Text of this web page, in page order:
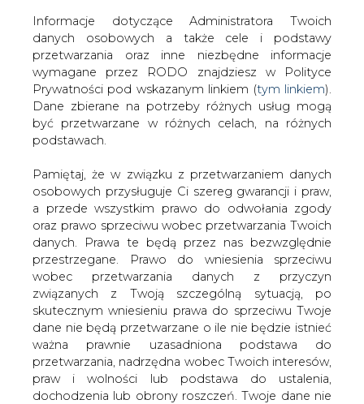
Informacje dotyczące Administratora Twoich
danych osobowych a także cele i podstawy
przetwarzania oraz inne niezbędne informacje
wymagane przez RODO znajdziesz w Polityce
Prywatności pod wskazanym linkiem (tym linkiem).
Dane zbierane na potrzeby różnych usług mogą
być przetwarzane w różnych celach, na różnych
podstawach.
Pamiętaj, że w związku z przetwarzaniem danych
osobowych przysługuje Ci szereg gwarancji i praw,
a przede wszystkim prawo do odwołania zgody
oraz prawo sprzeciwu wobec przetwarzania Twoich
danych. Prawa te będą przez nas bezwzględnie
przestrzegane. Prawo do wniesienia sprzeciwu
wobec przetwarzania danych z przyczyn
związanych z Twoją szczególną sytuacją, po
skutecznym wniesieniu prawa do sprzeciwu Twoje
dane nie będą przetwarzane o ile nie będzie istnieć
ważna prawnie uzasadniona podstawa do
przetwarzania, nadrzędna wobec Twoich interesów,
praw i wolności lub podstawa do ustalenia,
dochodzenia lub obrony roszczeń. Twoje dane nie
skomentuj
udostępnij:
Jukos i Sibnieft - umowa podpisana
W środę pomiędzy dwoma rosyjskimi
przedsiębiorstwami naftowymi "Jukos" i
"Sibnieft" zastała podpisana umowa o
fuzji. Tym samym powstał gigantyczny
koncern "JukosSibnieft" - największy w
branży naftowej w Rosji i czwarty na
świecie.
kilknij TU i przeczytaj pełną informację w serwisie e-
petrol.pl